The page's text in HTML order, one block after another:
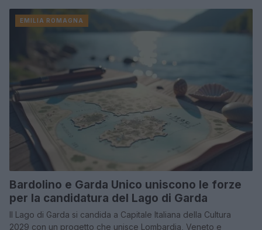
EMILIA ROMAGNA
Bardolino e Garda Unico uniscono le forze
per la candidatura del Lago di Garda
Il Lago di Garda si candida a Capitale Italiana della Cultura
2029 con un progetto che unisce Lombardia, Veneto e